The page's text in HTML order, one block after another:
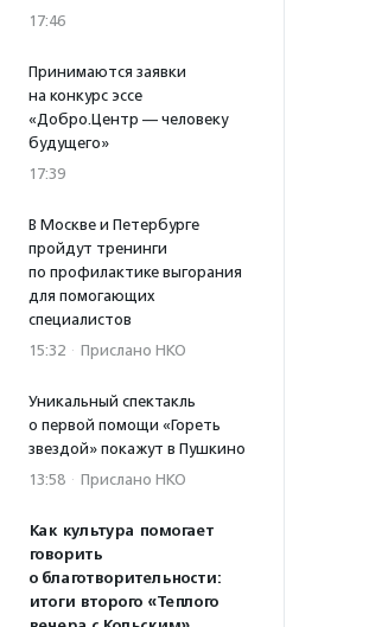
17:46
Принимаются заявки
на конкурс эссе
«Добро.Центр — человеку
будущего»
17:39
В Москве и Петербурге
пройдут тренинги
по профилактике выгорания
для помогающих
специалистов
15:32 · Прислано НКО
Уникальный спектакль
о первой помощи «Гореть
звездой» покажут в Пушкино
13:58 · Прислано НКО
Как культура помогает
говорить
о благотворительности:
итоги второго «Теплого